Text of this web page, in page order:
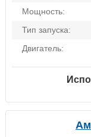
Мощность:
Тип запуска:
Двигатель: